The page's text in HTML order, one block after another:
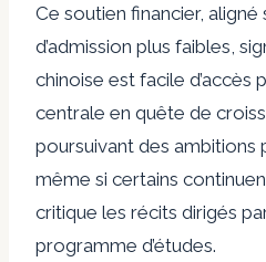
Ce soutien financier,
d’admission plus faibles,
chinoise est facile d’accès
centrale en quête de
poursuivant des ambitions
même si certains
critique les récits dirigés
programme d’études.